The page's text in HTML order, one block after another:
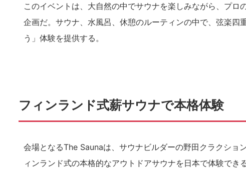
このイベントは、大自然の中でサウナを楽しみながら、プ
企画だ。サウナ、水風呂、休憩のルーティンの中で、弦楽
う」体験を提供する。
フィンランド式薪サウナで本格体験
会場となるThe Saunaは、サウナビルダーの野田クラクシ
ィンランド式の本格的なアウトドアサウナを日本で体験でき